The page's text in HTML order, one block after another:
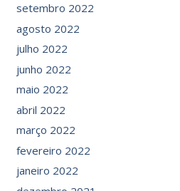
setembro 2022
agosto 2022
julho 2022
junho 2022
maio 2022
abril 2022
março 2022
fevereiro 2022
janeiro 2022